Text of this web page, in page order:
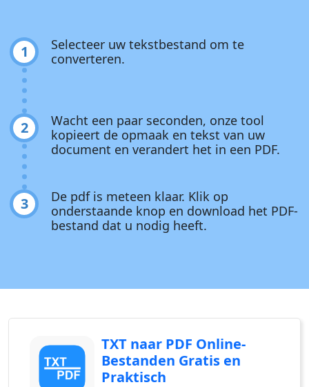
1
Selecteer uw tekstbestand om te
converteren.
2
Wacht een paar seconden, onze tool
kopieert de opmaak en tekst van uw
document en verandert het in een PDF.
3
De pdf is meteen klaar. Klik op
onderstaande knop en download het PDF-
bestand dat u nodig heeft.
TXT naar PDF Online-
Bestanden Gratis en
Praktisch